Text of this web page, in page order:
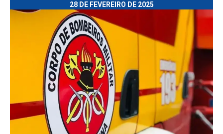
28 DE FEVEREIRO DE 2025